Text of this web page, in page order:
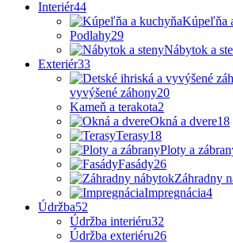
Interiér44
Kúpeľňa
Podlahy29
Nábytok a
Exteriér33
vyvýšené záhony20
Kameň a terakota2
Okná a dvere18
Terasy18
Ploty a
Fasády26
Záhradny
Impregnácia4
Údržba52
Údržba interiéru32
Údržba exteriéru26